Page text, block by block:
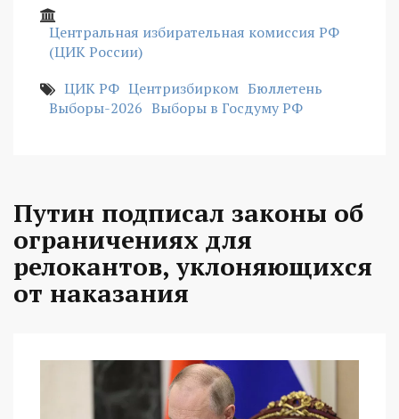
Центральная избирательная комиссия РФ
(ЦИК России)
ЦИК РФ Центризбирком Бюллетень
Выборы-2026 Выборы в Госдуму РФ
Путин подписал законы об
ограничениях для
релокантов, уклоняющихся
от наказания